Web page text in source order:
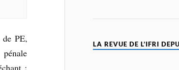
PE,
LA REVUE DE L’IFRI